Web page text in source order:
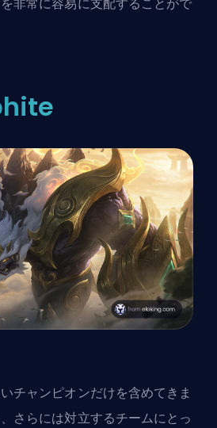
チャンピオンだけを含めてきま
さらには対立するチームにとっ